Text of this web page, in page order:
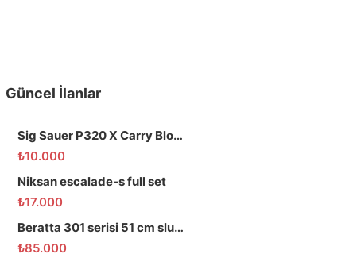
Güncel İlanlar
Sig Sauer P320 X Carry Blowback Havalı Tabanca
₺10.000
Niksan escalade-s full set
₺17.000
Beratta 301 serisi 51 cm slug domuz tüfeği
₺85.000